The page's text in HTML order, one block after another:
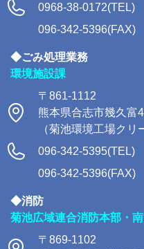
0968-38-0172(TEL)
096-342-5396(FAX)
◆ごみ処理業務
環境施設課
〒861-1112
熊本県合志市幾久富
（菊池環境工場クリ
096-342-5395(TEL)
096-342-5396(FAX)
◆消防
菊池広域連合消防本部・
〒869-1102